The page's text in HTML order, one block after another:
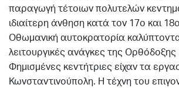
παραγωγή τέτοιων πολυτελών
ιδιαίτερη άνθηση κατά τον 17ο και
Οθωμανική αυτοκρατορία
λειτουργικές ανάγκες της Ορθόδοξης
Φημισμένες κεντήτριες είχαν τα
Κωνσταντινούπολη. Η τέχνη του